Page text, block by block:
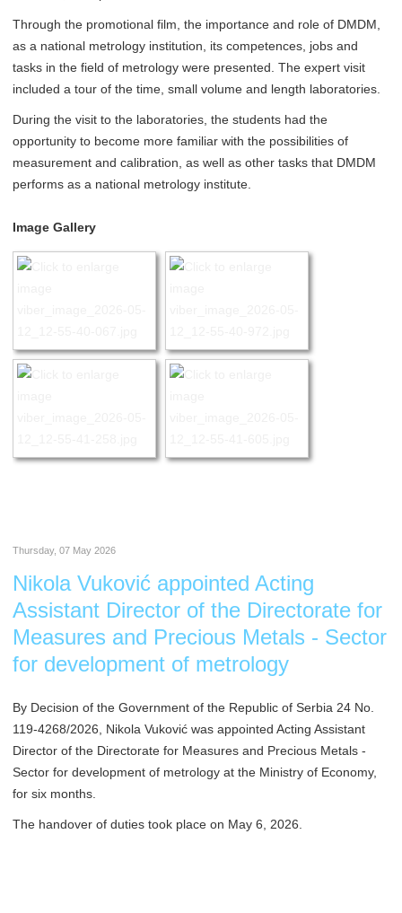
Through the promotional film, the importance and role of DMDM,
as a national metrology institution, its competences, jobs and
tasks in the field of metrology were presented. The expert visit
included a tour of the time, small volume and length laboratories.
During the visit to the laboratories, the students had the
opportunity to become more familiar with the possibilities of
measurement and calibration, as well as other tasks that DMDM ​​
performs as a national metrology institute.
Image Gallery
Thursday, 07 May 2026
Nikola Vuković appointed Acting
Assistant Director of the Directorate for
Measures and Precious Metals - Sector
for development of metrology
By Decision of the Government of the Republic of Serbia 24 No.
119-4268/2026, Nikola Vuković was appointed Acting Assistant
Director of the Directorate for Measures and Precious Metals -
Sector for development of metrology at the Ministry of Economy,
for six months.
The handover of duties took place on May 6, 2026.